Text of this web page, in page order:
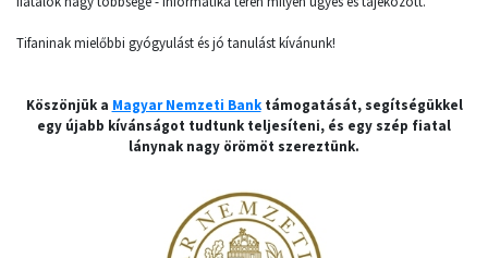
Tifaninak mielőbbi gyógyulást és jó tanulást kívánunk!
Köszönjük a Magyar Nemzeti Banktámogatását, segítségükkel
egy újabb kívánságot tudtunk teljesíteni, és egy szép fiatal
lánynak nagy örömöt szereztünk.